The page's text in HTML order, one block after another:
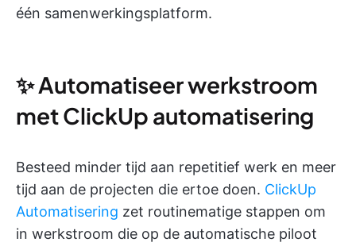
één samenwerkingsplatform.
✨ Automatiseer werkstroom
met ClickUp automatisering
Besteed minder tijd aan repetitief werk en meer
tijd aan de projecten die ertoe doen. ClickUp
Automatisering zet routinematige stappen om
in werkstroom die op de automatische piloot